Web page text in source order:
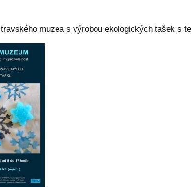
muzea s výrobou ekologických tašek s